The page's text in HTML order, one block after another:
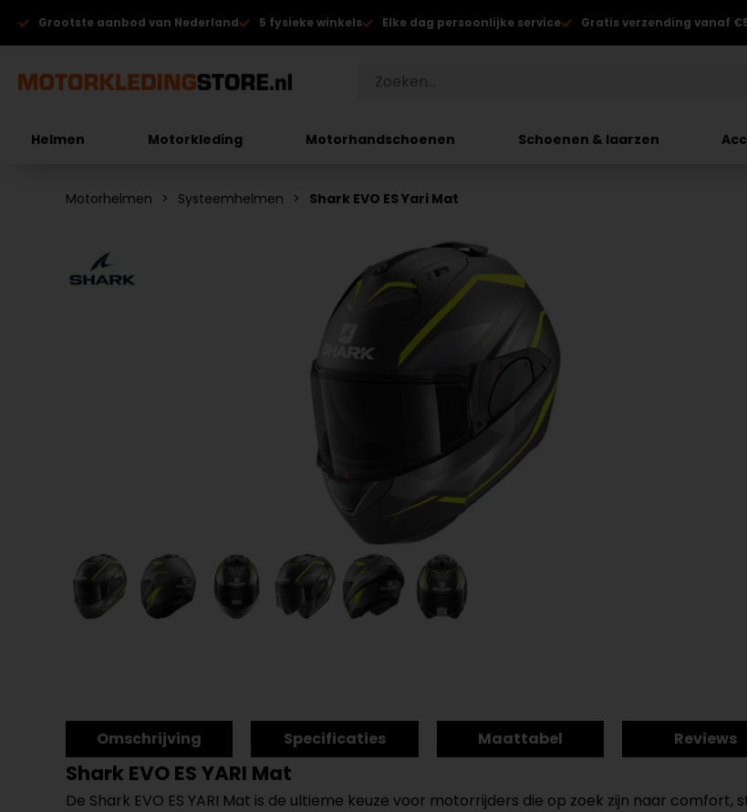
Grootste aanbod van Nederland 5 fysieke winkels Elke dag persoonlijke service Gratis verzending vanaf
Helmen Motorkleding Motorhandschoenen Schoenen & laarzen
Motorhelmen Systeemhelmen Shark EVO ES Yari Mat
Omschrijving Specificaties Maattabel Reviews
Shark EVO ES YARI Mat
De Shark EVO ES YARI Mat is de ultieme keuze voor motorrijders die op zoek zijn naar comfort,